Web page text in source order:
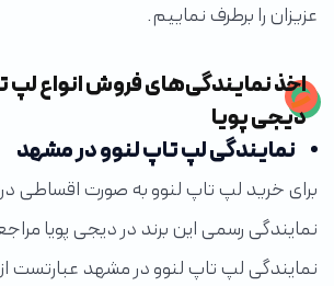
عزیزان را برطرف نماییم.
اخذ نمایندگی‌های فروش انواع
دیجی پویا
نمایندگی لپ تاپ لنوو در مشهد
برای خرید لپ تاپ لنوو به صورت اقساطی
نمایندگی رسمی این برند در دیجی پویا
نمایندگی لپ تاپ لنوو در مشهد عبارتست از